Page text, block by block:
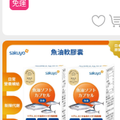
免運